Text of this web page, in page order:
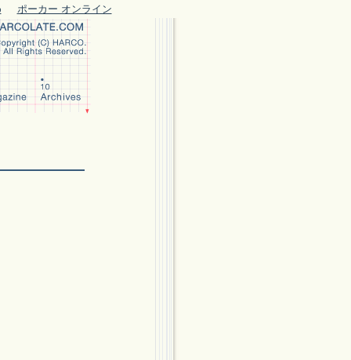
ポーカー オンライン